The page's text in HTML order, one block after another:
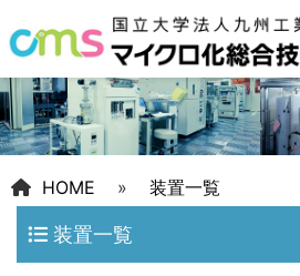
HOME » 装置一覧
装置一覧